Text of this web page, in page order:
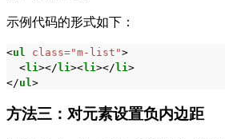
示例代码的形式如下：
<ul class="m-list">
<li ></li ><li ></li >
</ul >
方法三：对元素设置负内边距